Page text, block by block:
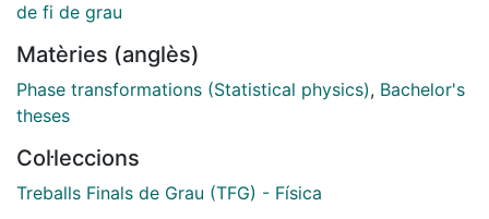
de fi de grau
Matèries (anglès)
Phase transformations (Statistical physics), Bachelor's
theses
Col·leccions
Treballs Finals de Grau (TFG) - Física